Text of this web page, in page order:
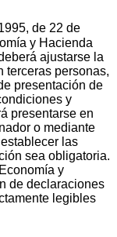
de 22 de
y Hacienda
ajustarse la
terceras personas,
presentación de
y
presentarse en
o mediante
las
sea obligatoria.
y
de declaraciones
legibles